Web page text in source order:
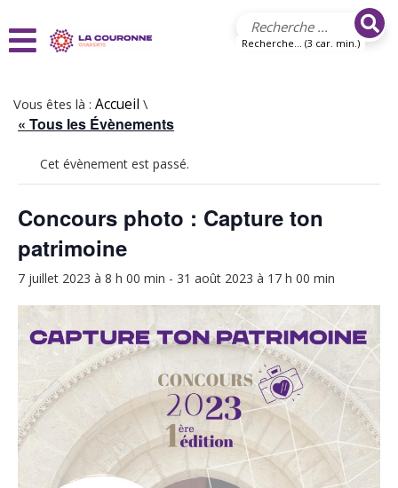
Recherche... (3 car. min.)
Vous êtes là : Accueil \
« Tous les Évènements
Cet évènement est passé.
Concours photo : Capture ton
patrimoine
7 juillet 2023 à 8 h 00 min - 31 août 2023 à 17 h 00 min